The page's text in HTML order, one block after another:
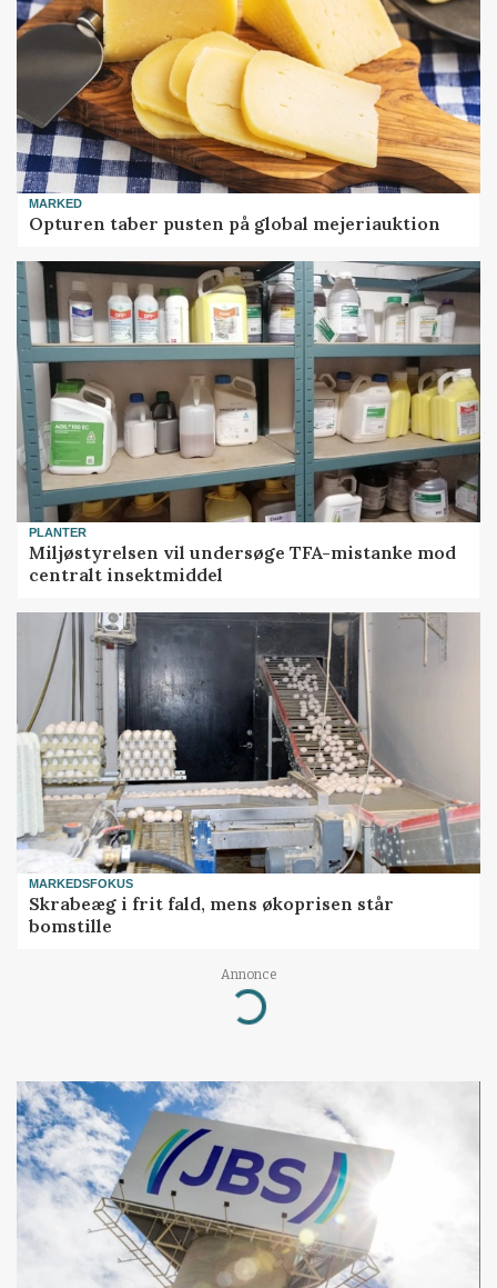
MARKED
Opturen taber pusten på global mejeriauktion
PLANTER
Miljøstyrelsen vil undersøge TFA-mistanke mod
centralt insektmiddel
MARKEDSFOKUS
Skrabeæg i frit fald, mens økoprisen står
bomstille
Annonce
Loading...